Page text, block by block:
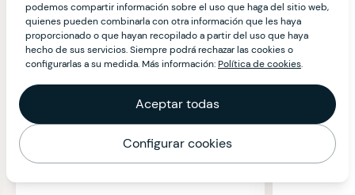
podemos compartir información sobre el uso que haga del sitio web,
quienes pueden combinarla con otra información que les haya
proporcionado o que hayan recopilado a partir del uso que haya
hecho de sus servicios. Siempre podrá rechazar las cookies o
configurarlas a su medida. Más información:Política de cookies.
Aceptar todas
Configurar cookies